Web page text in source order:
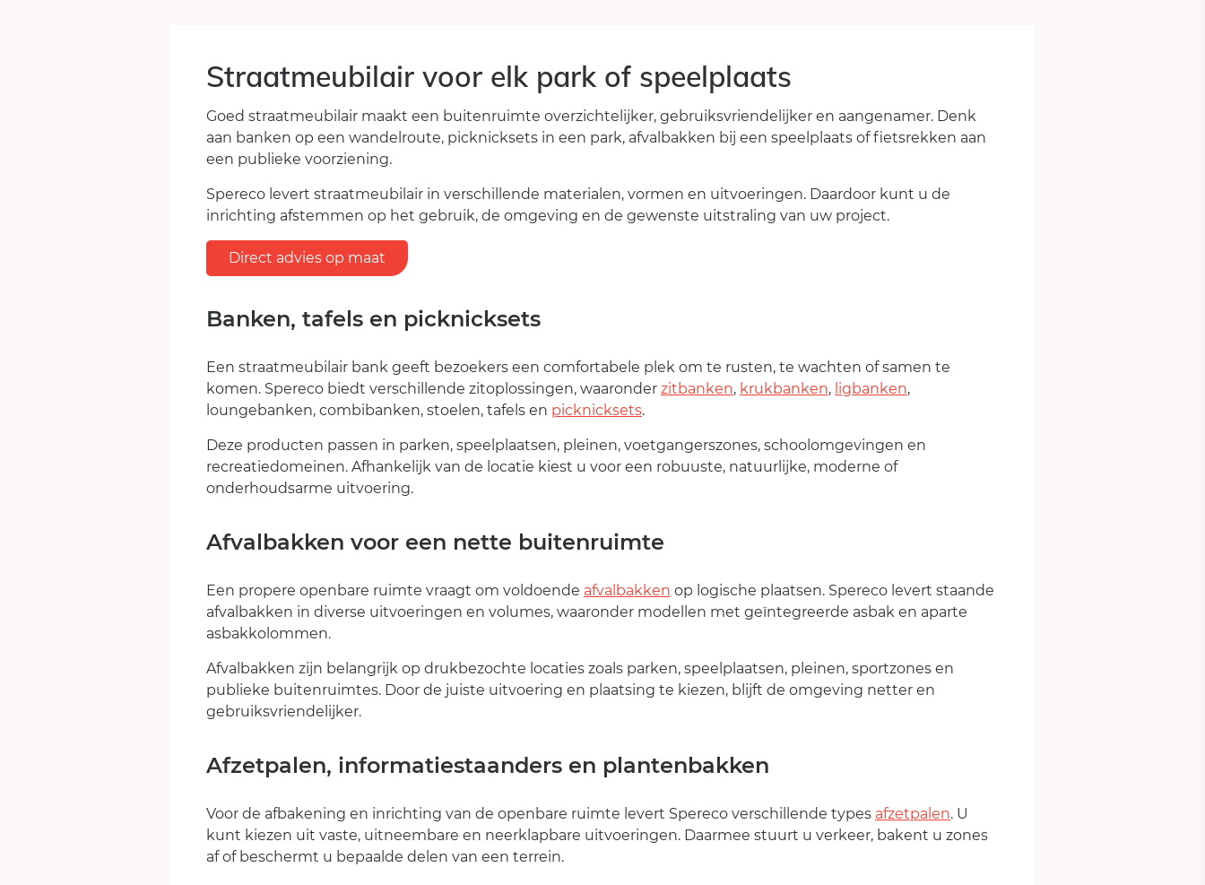
Straatmeubilair voor elk park of speelplaats
Goed straatmeubilair maakt een buitenruimte overzichtelijker, gebruiksvriendelijker en aangenamer. Denk
aan banken op een wandelroute, picknicksets in een park, afvalbakken bij een speelplaats of fietsrekken aan
een publieke voorziening.
Spereco levert straatmeubilair in verschillende materialen, vormen en uitvoeringen. Daardoor kunt u de
inrichting afstemmen op het gebruik, de omgeving en de gewenste uitstraling van uw project.
Direct advies op maat
Banken, tafels en picknicksets
Een straatmeubilair bank geeft bezoekers een comfortabele plek om te rusten, te wachten of samen te
komen. Spereco biedt verschillende zitoplossingen, waaronder zitbanken, krukbanken, ligbanken,
loungebanken, combibanken, stoelen, tafels en picknicksets.
Deze producten passen in parken, speelplaatsen, pleinen, voetgangerszones, schoolomgevingen en
recreatiedomeinen. Afhankelijk van de locatie kiest u voor een robuuste, natuurlijke, moderne of
onderhoudsarme uitvoering.
Afvalbakken voor een nette buitenruimte
Een propere openbare ruimte vraagt om voldoende afvalbakken op logische plaatsen. Spereco levert staande
afvalbakken in diverse uitvoeringen en volumes, waaronder modellen met geïntegreerde asbak en aparte
asbakkolommen.
Afvalbakken zijn belangrijk op drukbezochte locaties zoals parken, speelplaatsen, pleinen, sportzones en
publieke buitenruimtes. Door de juiste uitvoering en plaatsing te kiezen, blijft de omgeving netter en
gebruiksvriendelijker.
Afzetpalen, informatiestaanders en plantenbakken
Voor de afbakening en inrichting van de openbare ruimte levert Spereco verschillende types afzetpalen. U
kunt kiezen uit vaste, uitneembare en neerklapbare uitvoeringen. Daarmee stuurt u verkeer, bakent u zones
af of beschermt u bepaalde delen van een terrein.